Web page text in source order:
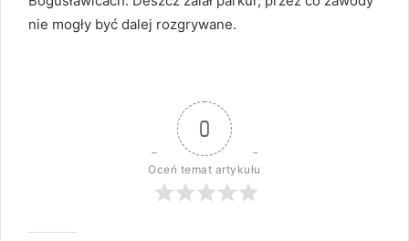
nie mogły być dalej rozgrywane.
0
Oceń temat artykułu